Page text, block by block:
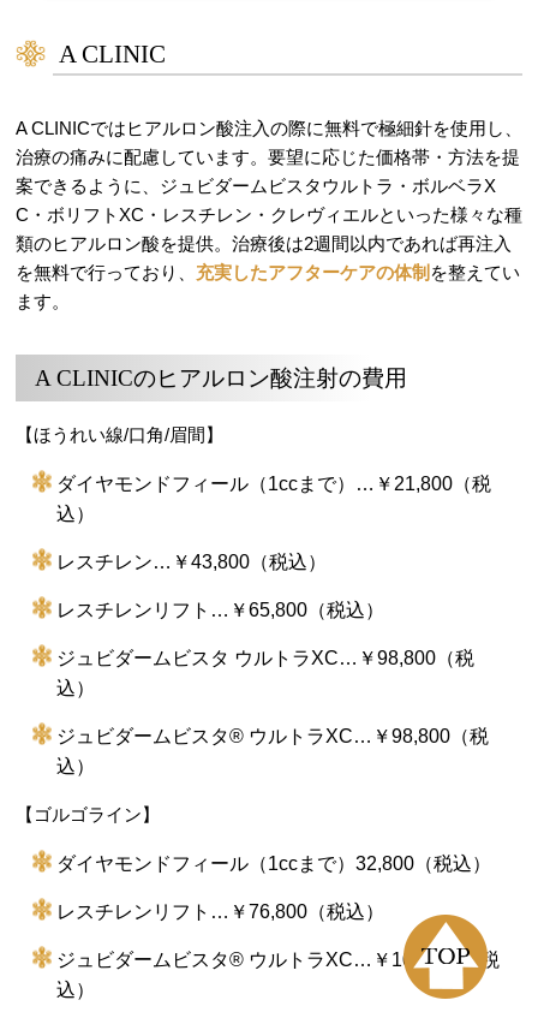
A CLINIC
A CLINICではヒアルロン酸注入の際に無料で極細針を使用し、
治療の痛みに配慮しています。要望に応じた価格帯・方法を提
案できるように、ジュビダームビスタウルトラ・ボルベラX
C・ボリフトXC・レスチレン・クレヴィエルといった様々な種
類のヒアルロン酸を提供。治療後は2週間以内であれば再注入
を無料で行っており、 充実したアフターケアの体制 を整えてい
ます。
A CLINICのヒアルロン酸注射の費用
【ほうれい線/口角/眉間】
ダイヤモンドフィール（1ccまで）…￥21,800（税
込）
レスチレン…￥43,800（税込）
レスチレンリフト…￥65,800（税込）
ジュビダームビスタ ウルトラXC…￥98,800（税
込）
ジュビダームビスタ®︎ ウルトラXC…￥98,800（税
込）
【ゴルゴライン】
ダイヤモンドフィール（1ccまで）32,800（税込）
レスチレンリフト…￥76,800（税込）
ジュビダームビスタ®︎ ウルトラXC…￥109,800（税
込）